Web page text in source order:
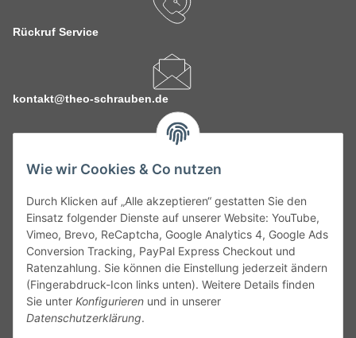
Wie wir Cookies & Co nutzen
Durch Klicken auf „Alle akzeptieren“ gestatten Sie den
Einsatz folgender Dienste auf unserer Website: YouTube,
Vimeo, Brevo, ReCaptcha, Google Analytics 4, Google Ads
Conversion Tracking, PayPal Express Checkout und
Ratenzahlung. Sie können die Einstellung jederzeit ändern
(Fingerabdruck-Icon links unten). Weitere Details finden
Sie unter Konfigurieren und in unserer
Datenschutzerklärung.
Rückruf Service
kontakt@theo-schrauben.de
Service
Gesetzliche Informationen
Alle technischen Angaben ohne Gewähr. Irrtümer und fehlerhafte
Angaben vorbehalten. Wenn Sie Datenblätter oder spezielle